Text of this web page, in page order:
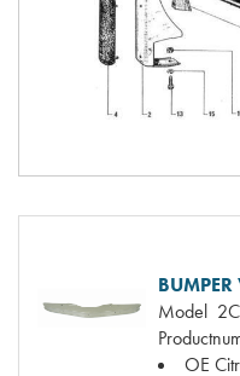
Model
OE